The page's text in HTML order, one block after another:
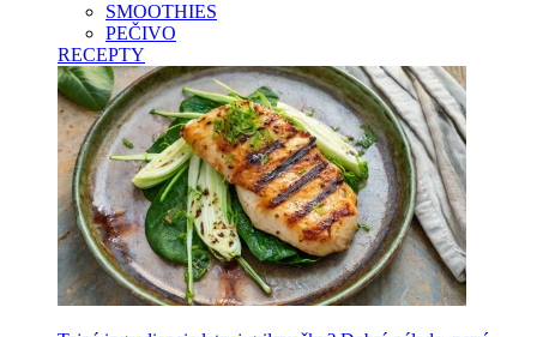
SMOOTHIES
PEČIVO
RECEPTY